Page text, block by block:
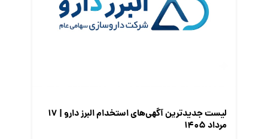
لیست جدیدترین آگهی‌های استخدام البرز دارو | ۱۷
مرداد ۱۴۰۵